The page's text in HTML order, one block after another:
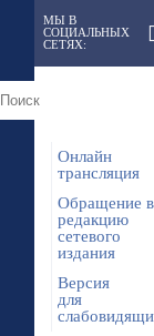
МЫ В
СОЦИАЛЬНЫХ
СЕТЯХ:
Онлайн
трансляция
Обращение в
редакцию
сетевого
издания
Версия
для